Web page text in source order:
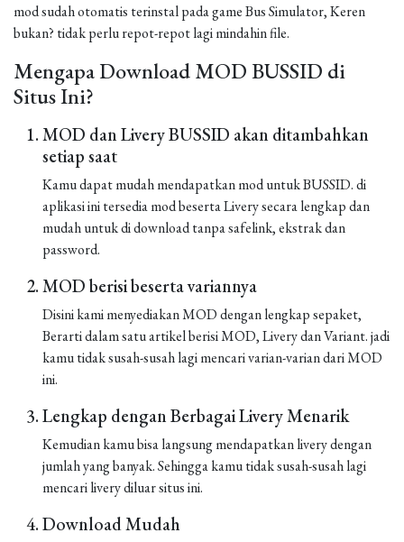
mod sudah otomatis terinstal pada game Bus Simulator, Keren
bukan? tidak perlu repot-repot lagi mindahin file.
Mengapa Download MOD BUSSID di
Situs Ini?
MOD dan Livery BUSSID akan ditambahkan
setiap saat
Kamu dapat mudah mendapatkan mod untuk BUSSID. di
aplikasi ini tersedia mod beserta Livery secara lengkap dan
mudah untuk di download tanpa safelink, ekstrak dan
password.
MOD berisi beserta variannya
Disini kami menyediakan MOD dengan lengkap sepaket,
Berarti dalam satu artikel berisi MOD, Livery dan Variant. jadi
kamu tidak susah-susah lagi mencari varian-varian dari MOD
ini.
Lengkap dengan Berbagai Livery Menarik
Kemudian kamu bisa langsung mendapatkan livery dengan
jumlah yang banyak. Sehingga kamu tidak susah-susah lagi
mencari livery diluar situs ini.
Download Mudah